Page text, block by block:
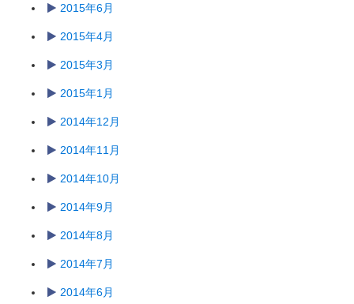
2015年6月
2015年4月
2015年3月
2015年1月
2014年12月
2014年11月
2014年10月
2014年9月
2014年8月
2014年7月
2014年6月